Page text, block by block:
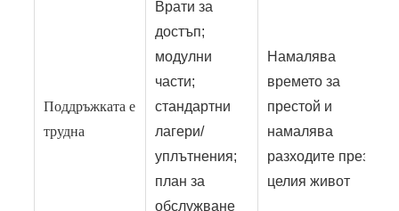
Поддръжката е
трудна
Врати за
достъп;
модулни
части;
стандартни
лагери/
уплътнения;
план за
обслужване
Намалява
времето за
престой и
намалява
разходите през
целия живот